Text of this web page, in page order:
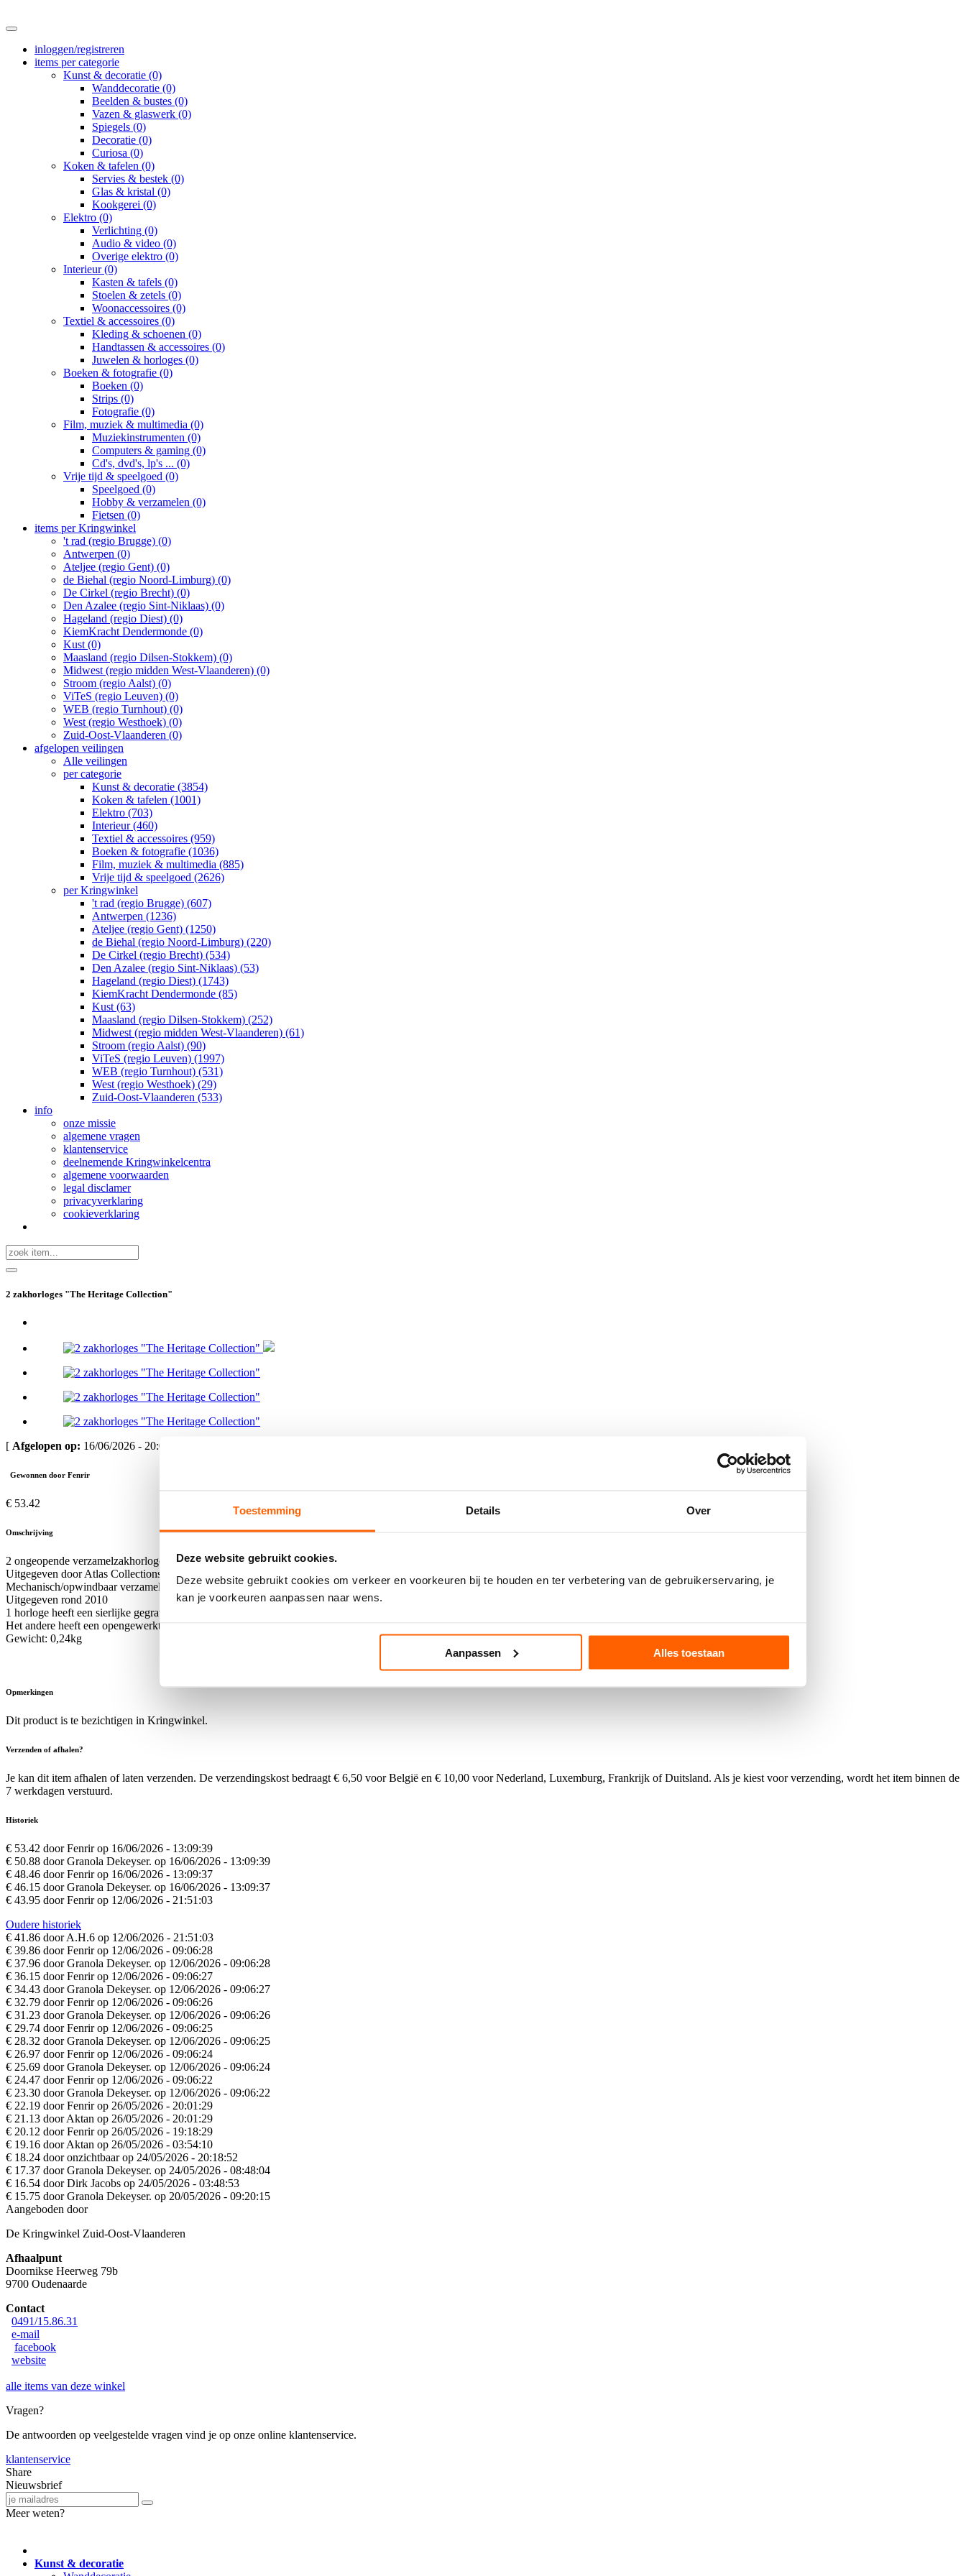
Toestemming Details Over
Deze website gebruikt cookies.
Deze website gebruikt cookies om verkeer en voorkeuren bij te houden en ter verbetering van de gebruikerservaring, je
kan je voorkeuren aanpassen naar wens.
Aanpassen Alles toestaan
inloggen/registreren
items per categorie
Kunst & decoratie (0)
Wanddecoratie (0)
Beelden & bustes (0)
Vazen & glaswerk (0)
Spiegels (0)
Decoratie (0)
Curiosa (0)
Koken & tafelen (0)
Servies & bestek (0)
Glas & kristal (0)
Kookgerei (0)
Elektro (0)
Verlichting (0)
Audio & video (0)
Overige elektro (0)
Interieur (0)
Kasten & tafels (0)
Stoelen & zetels (0)
Woonaccessoires (0)
Textiel & accessoires (0)
Kleding & schoenen (0)
Handtassen & accessoires (0)
Juwelen & horloges (0)
Boeken & fotografie (0)
Boeken (0)
Strips (0)
Fotografie (0)
Film, muziek & multimedia (0)
Muziekinstrumenten (0)
Computers & gaming (0)
Cd's, dvd's, lp's ... (0)
Vrije tijd & speelgoed (0)
Speelgoed (0)
Hobby & verzamelen (0)
Fietsen (0)
items per Kringwinkel
't rad (regio Brugge) (0)
Antwerpen (0)
Ateljee (regio Gent) (0)
de Biehal (regio Noord-Limburg) (0)
De Cirkel (regio Brecht) (0)
Den Azalee (regio Sint-Niklaas) (0)
Hageland (regio Diest) (0)
KiemKracht Dendermonde (0)
Kust (0)
Maasland (regio Dilsen-Stokkem) (0)
Midwest (regio midden West-Vlaanderen) (0)
Stroom (regio Aalst) (0)
ViTeS (regio Leuven) (0)
WEB (regio Turnhout) (0)
West (regio Westhoek) (0)
Zuid-Oost-Vlaanderen (0)
afgelopen veilingen
Alle veilingen
per categorie
Kunst & decoratie (3854)
Koken & tafelen (1001)
Elektro (703)
Interieur (460)
Textiel & accessoires (959)
Boeken & fotografie (1036)
Film, muziek & multimedia (885)
Vrije tijd & speelgoed (2626)
per Kringwinkel
't rad (regio Brugge) (607)
Antwerpen (1236)
Ateljee (regio Gent) (1250)
de Biehal (regio Noord-Limburg) (220)
De Cirkel (regio Brecht) (534)
Den Azalee (regio Sint-Niklaas) (53)
Hageland (regio Diest) (1743)
KiemKracht Dendermonde (85)
Kust (63)
Maasland (regio Dilsen-Stokkem) (252)
Midwest (regio midden West-Vlaanderen) (61)
Stroom (regio Aalst) (90)
ViTeS (regio Leuven) (1997)
WEB (regio Turnhout) (531)
West (regio Westhoek) (29)
Zuid-Oost-Vlaanderen (533)
info
onze missie
algemene vragen
klantenservice
deelnemende Kringwinkelcentra
algemene voorwaarden
legal disclamer
privacyverklaring
cookieverklaring
2 zakhorloges "The Heritage Collection"
[ Afgelopen op: 16/06/2026 - 20:00 ]
Gewonnen door Fenrir
€ 53.42
Omschrijving
2 ongeopende verzamelzakhorloges van The Heritage Collection
Uitgegeven door Atlas Collections - De Agostini
Mechanisch/opwindbaar verzamelmodel
Uitgegeven rond 2010
1 horloge heeft een sierlijke gegraveerde achterkant met rozenmotief
Het andere heeft een opengewerkte voorkant waarbij het mechanisme zichtbaar is
Gewicht: 0,24kg
Opmerkingen
Dit product is te bezichtigen in Kringwinkel.
Verzenden of afhalen?
Je kan dit item afhalen of laten verzenden. De verzendingskost bedraagt € 6,50 voor België en € 10,00 voor Nederland, Luxemburg, Frankrijk of Duitsland. Als je kiest voor verzending, wordt het item binnen de
7 werkdagen verstuurd.
Historiek
€ 53.42 door Fenrir op 16/06/2026 - 13:09:39
€ 50.88 door Granola Dekeyser. op 16/06/2026 - 13:09:39
€ 48.46 door Fenrir op 16/06/2026 - 13:09:37
€ 46.15 door Granola Dekeyser. op 16/06/2026 - 13:09:37
€ 43.95 door Fenrir op 12/06/2026 - 21:51:03
Oudere historiek
€ 41.86 door A.H.6 op 12/06/2026 - 21:51:03
€ 39.86 door Fenrir op 12/06/2026 - 09:06:28
€ 37.96 door Granola Dekeyser. op 12/06/2026 - 09:06:28
€ 36.15 door Fenrir op 12/06/2026 - 09:06:27
€ 34.43 door Granola Dekeyser. op 12/06/2026 - 09:06:27
€ 32.79 door Fenrir op 12/06/2026 - 09:06:26
€ 31.23 door Granola Dekeyser. op 12/06/2026 - 09:06:26
€ 29.74 door Fenrir op 12/06/2026 - 09:06:25
€ 28.32 door Granola Dekeyser. op 12/06/2026 - 09:06:25
€ 26.97 door Fenrir op 12/06/2026 - 09:06:24
€ 25.69 door Granola Dekeyser. op 12/06/2026 - 09:06:24
€ 24.47 door Fenrir op 12/06/2026 - 09:06:22
€ 23.30 door Granola Dekeyser. op 12/06/2026 - 09:06:22
€ 22.19 door Fenrir op 26/05/2026 - 20:01:29
€ 21.13 door Aktan op 26/05/2026 - 20:01:29
€ 20.12 door Fenrir op 26/05/2026 - 19:18:29
€ 19.16 door Aktan op 26/05/2026 - 03:54:10
€ 18.24 door onzichtbaar op 24/05/2026 - 20:18:52
€ 17.37 door Granola Dekeyser. op 24/05/2026 - 08:48:04
€ 16.54 door Dirk Jacobs op 24/05/2026 - 03:48:53
€ 15.75 door Granola Dekeyser. op 20/05/2026 - 09:20:15
Aangeboden door
De Kringwinkel Zuid-Oost-Vlaanderen
Afhaalpunt
Doornikse Heerweg 79b
9700 Oudenaarde
Contact
0491/15.86.31
e-mail
facebook
website
alle items van deze winkel
Vragen?
De antwoorden op veelgestelde vragen vind je op onze online klantenservice.
klantenservice
Share
Nieuwsbrief
Meer weten?
Kunst & decoratie